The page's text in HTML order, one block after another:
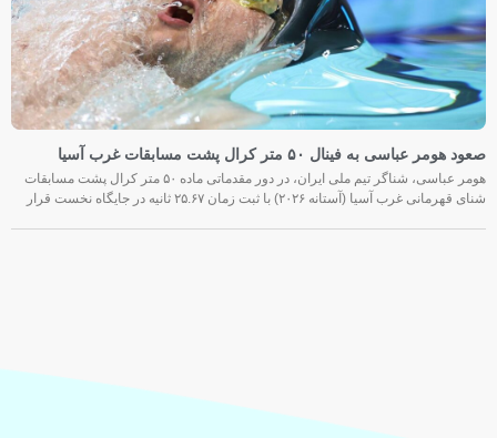
صعود هومر عباسی به فینال ۵۰ متر کرال پشت مسابقات غرب آسیا
هومر عباسی، شناگر تیم ملی ایران، در دور مقدماتی ماده ۵۰ متر کرال پشت مسابقات
شنای قهرمانی غرب آسیا (آستانه ۲۰۲۶) با ثبت زمان ۲۵.۶۷ ثانیه در جایگاه نخست قرار